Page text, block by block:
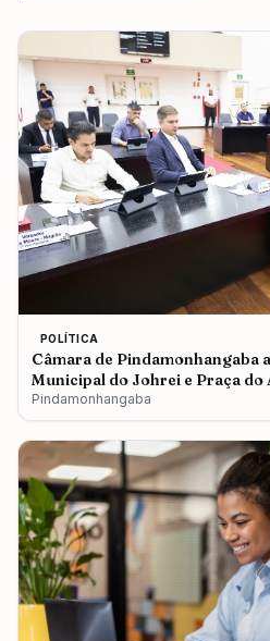
POLÍTICA
Câmara de Pindamonhangaba
Municipal do Johrei e Praça do
Pindamonhangaba